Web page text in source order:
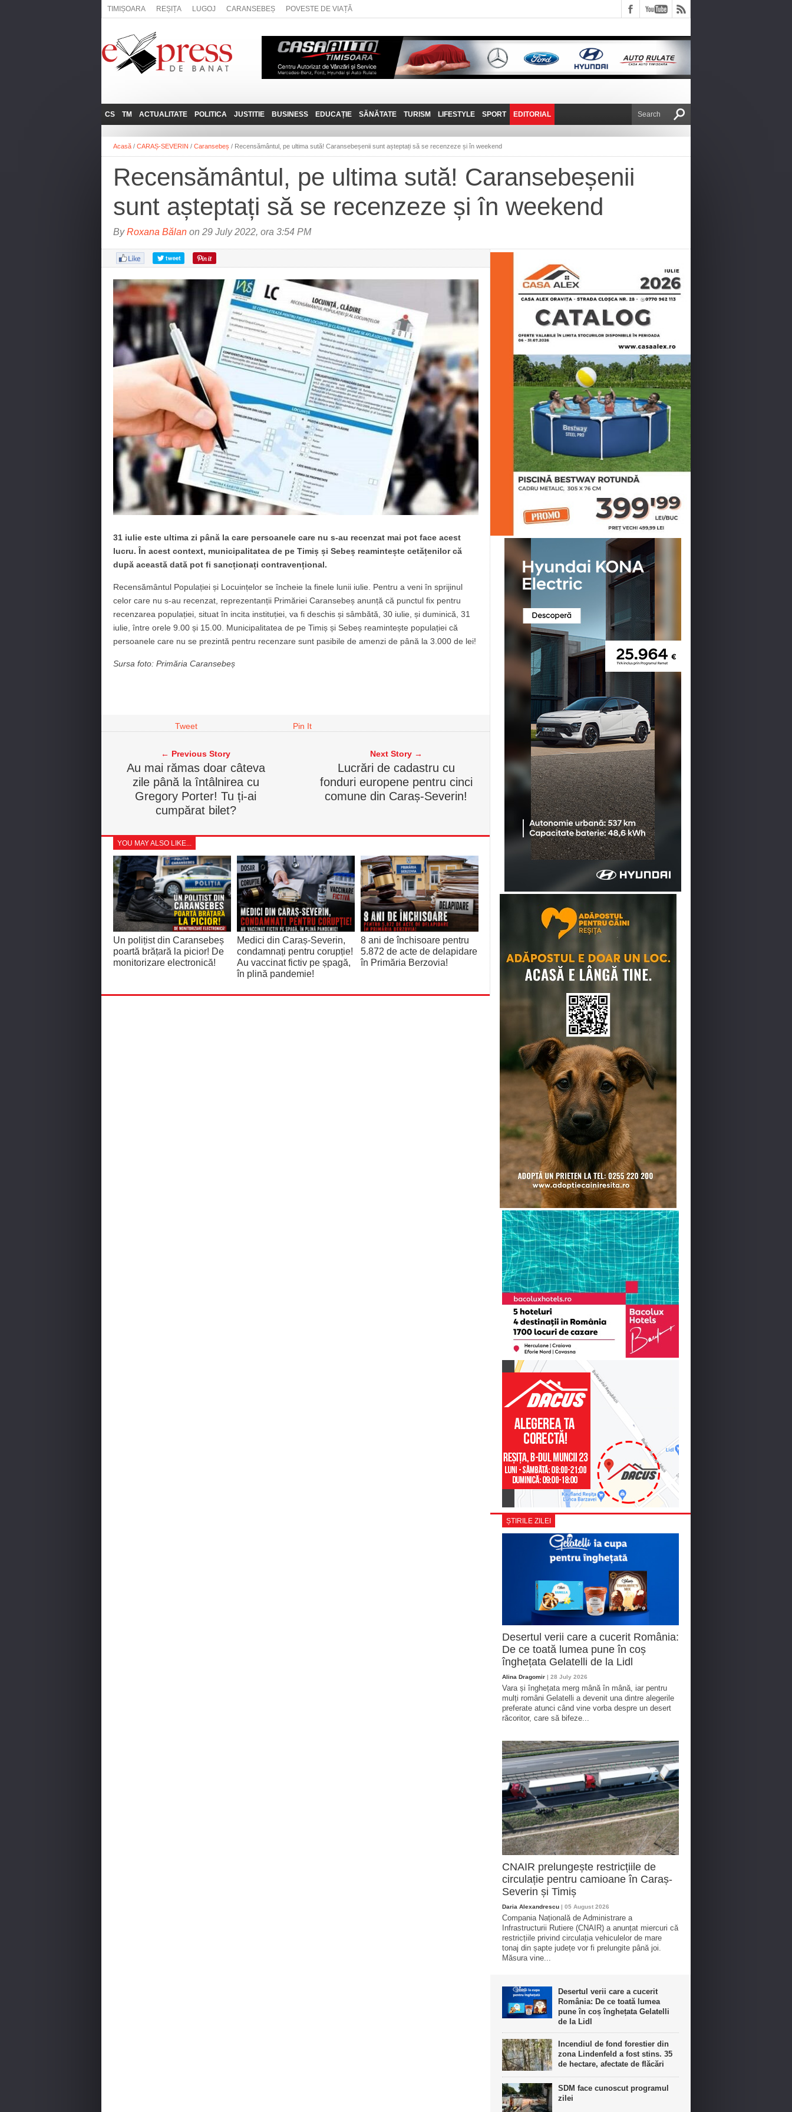
TIMIȘOARA REȘIȚA LUGOJ CARANSEBEȘ POVESTE DE VIAȚĂ
CS
REȘIȚA
CARANSEBEȘ
ANINA
BOCŞA
ORAVIȚA
OȚELU ROŞU
TM
LUGOJ
TIMIȘOARA
ACTUALITATE
ADMINISTRATIE
NAȚIONAL
SOCIAL
POLITICA
EXPRESSLIVE
INTERVIURILE
JUSTITIE BUSINESS
JOB-URI
TEHNIT
EDUCAȚIE SĂNĂTATE TURISM
PRIN MUNȚII
BANATULUI
FANTASTICUL BANAT
TRAVEL VLOG
LIFESTYLE
POVESTE DE VIAȚĂ
SPORT EDITORIAL
DE VICTOR NAFIRU
Acasă / CARAȘ-SEVERIN / Caransebeș / Recensământul, pe ultima sută! Caransebeșenii sunt așteptați să se recenzeze și în weekend
Recensământul, pe ultima sută! Caransebeșenii
sunt așteptați să se recenzeze și în weekend
ByRoxana Bălan on 29 July 2022, ora 3:54 PM
31 iulie este ultima zi până la care persoanele care nu s-au recenzat mai pot face acest
lucru. În acest context, municipalitatea de pe Timiș și Sebeș reamintește cetățenilor că
după această dată pot fi sancționați contravențional.
Recensământul Populației și Locuințelor se încheie la finele lunii iulie. Pentru a veni în sprijinul
celor care nu s-au recenzat, reprezentanții Primăriei Caransebeș anunță că punctul fix pentru
recenzarea populației, situat în incita instituției, va fi deschis și sâmbătă, 30 iulie, și duminică, 31
iulie, între orele 9.00 și 15.00. Municipalitatea de pe Timiș și Sebeș reamintește populației că
persoanele care nu se prezintă pentru recenzare sunt pasibile de amenzi de până la 3.000 de lei!
Sursa foto: Primăria Caransebeș
Tweet Pin It
← Previous Story
Au mai rămas doar câteva
zile până la întâlnirea cu
Gregory Porter! Tu ți-ai
cumpărat bilet?
Next Story →
Lucrări de cadastru cu
fonduri europene pentru cinci
comune din Caraș-Severin!
YOU MAY ALSO LIKE...
Un polițist din Caransebeș
poartă brățară la picior! De
monitorizare electronică!
Medici din Caraș-Severin,
condamnați pentru corupție!
Au vaccinat fictiv pe șpagă,
în plină pandemie!
8 ani de închisoare pentru
5.872 de acte de delapidare
în Primăria Berzovia!
ȘTIRILE ZILEI
Desertul verii care a cucerit România:
De ce toată lumea pune în coș
înghețata Gelatelli de la Lidl
Alina Dragomir | 28 July 2026
Vara și înghețata merg mână în mână, iar pentru
mulți români Gelatelli a devenit una dintre alegerile
preferate atunci când vine vorba despre un desert
răcoritor, care să bifeze...
CNAIR prelungește restricțiile de
circulație pentru camioane în Caraș-
Severin și Timiș
Daria Alexandrescu | 05 August 2026
Compania Națională de Administrare a
Infrastructurii Rutiere (CNAIR) a anunțat miercuri că
restricțiile privind circulația vehiculelor de mare
tonaj din șapte județe vor fi prelungite până joi.
Măsura vine...
Desertul verii care a cucerit
România: De ce toată lumea
pune în coș înghețata Gelatelli
de la Lidl
Incendiul de fond forestier din
zona Lindenfeld a fost stins. 35
de hectare, afectate de flăcări
SDM face cunoscut programul
zilei